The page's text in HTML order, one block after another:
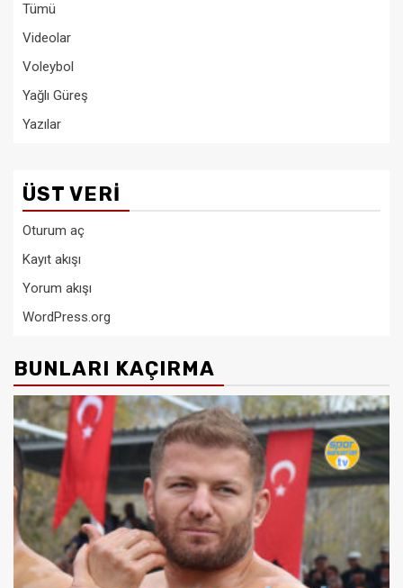
Tümü
Videolar
Voleybol
Yağlı Güreş
Yazılar
ÜST VERI
Oturum aç
Kayıt akışı
Yorum akışı
WordPress.org
BUNLARI KAÇIRMA